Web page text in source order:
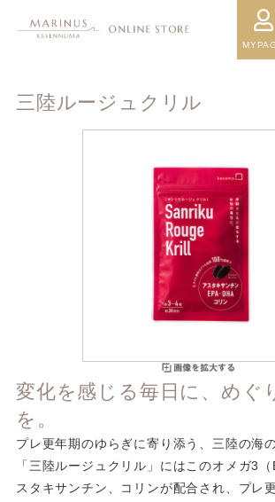
三陸ルージュクリル
変化を感じる毎日に、めぐ
を。
プレ更年期のゆらぎに寄り添う、三陸の海
「三陸ルージュクリル」にはこのオメガ3
スタキサンチン、コリンが配合され、プレ